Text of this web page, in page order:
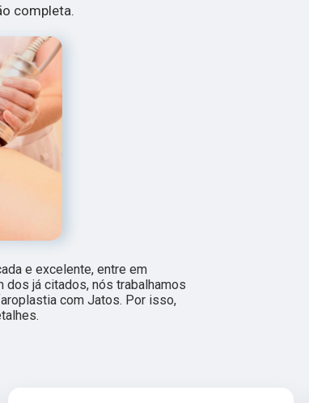
completa.
e excelente, entre em
dos já citados, nós trabalhamos
com Jatos. Por isso,